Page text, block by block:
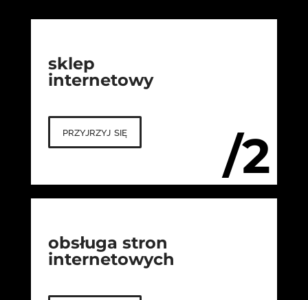
/2
sklep
internetowy
przyjrzyj się
obsługa stron
internetowych